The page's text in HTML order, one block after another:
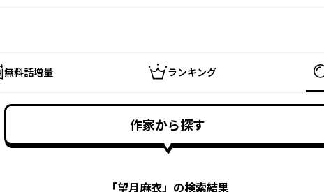
無料話増量 ランキング
作家から探す
「望月麻衣」の検索結果